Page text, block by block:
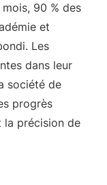
mois, 90 % des
et
Les
dans leur
société de
progrès
la précision de